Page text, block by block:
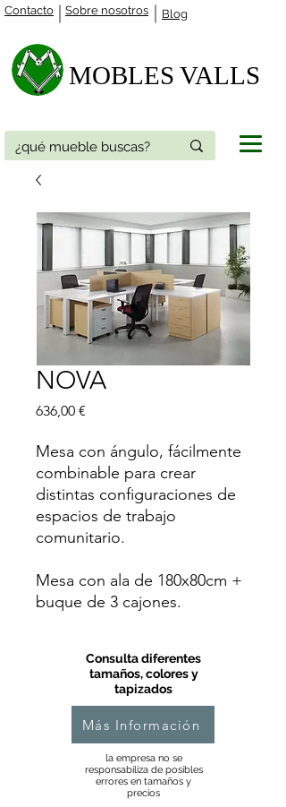
Contacto Blog
Sobre nosotros
MOBLES VALLS​
NOVA
636,00 €
Mesa con ángulo, fácilmente
combinable para crear
distintas configuraciones de
espacios de trabajo
comunitario.
Mesa con ala de 180x80cm +
buque de 3 cajones.
Consulta diferentes
tamaños, colores y
tapizados
Más Información
la empresa no se
responsabiliza de posibles
errores en tamaños y
precios